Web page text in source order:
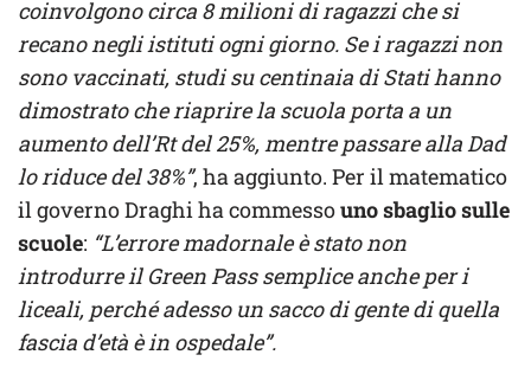
coinvolgono circa 8 milioni di ragazzi che si
recano negli istituti ogni giorno. Se i ragazzi non
sono vaccinati, studi su centinaia di Stati hanno
dimostrato che riaprire la scuola porta a un
aumento dell’Rt del 25%, mentre passare alla Dad
lo riduce del 38%”, ha aggiunto. Per il matematico
il governo Draghi ha commessouno sbaglio sulle
scuole: “L’errore madornale è stato non
introdurre il Green Pass semplice anche per i
liceali, perché adesso un sacco di gente di quella
fascia d’età è in ospedale”.